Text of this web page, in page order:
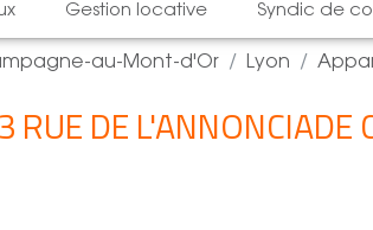
gestion locative syndic de
au-Mont-d'Or Lyon
DE L'ANNONCIADE